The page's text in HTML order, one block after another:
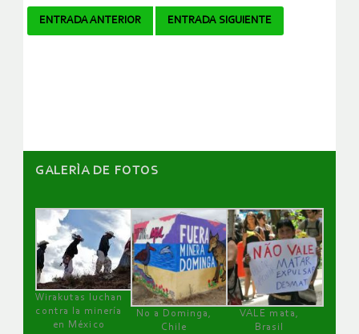
Navegador
ENTRADA ANTERIOR ENTRADA SIGUIENTE
GALERÌA DE FOTOS
Wirakutas luchan
contra la minería
en México
No a Dominga,
Chile
VALE mata,
Brasil